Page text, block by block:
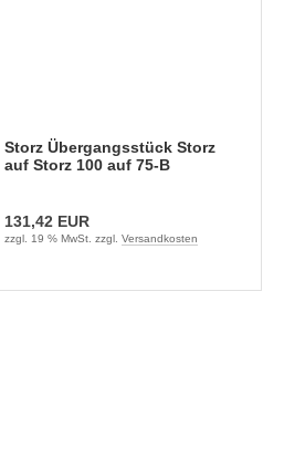
Storz Übergangsstück Storz
auf Storz 100 auf 75-B
131,42 EUR
zzgl. 19 % MwSt. zzgl. Versandkosten